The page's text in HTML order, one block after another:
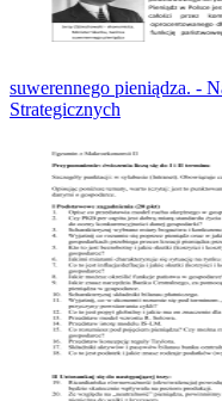
suwerennego pieniądza. -
Strategicznych